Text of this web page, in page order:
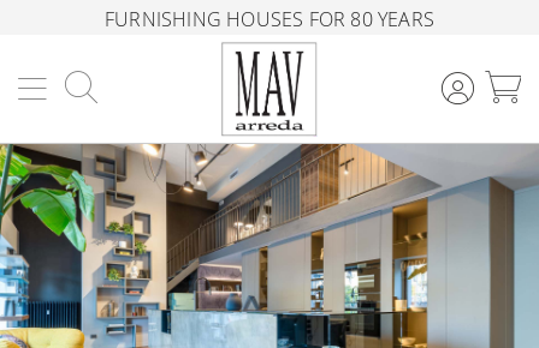
FURNISHING HOUSES FOR 80 YEARS